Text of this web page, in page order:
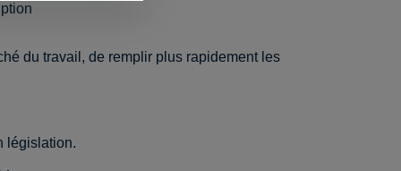
du travail, de remplir plus rapidement les
législation.